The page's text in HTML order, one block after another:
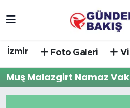
İzmir Foto Galeri
Muş Malazgirt Namaz
DÜNYA
Trafik Durumu